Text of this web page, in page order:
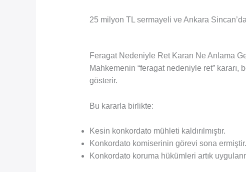
25 milyon TL sermayeli ve Ankara
Feragat Nedeniyle Ret Kararı Ne Anlama
Mahkemenin “feragat nedeniyle ret”
gösterir.
Bu kararla birlikte:
Kesin konkordato mühleti kaldırılmıştır.
Konkordato komiserinin görevi sona ermiştir.
Konkordato koruma hükümleri artık